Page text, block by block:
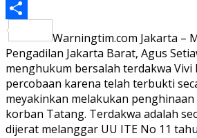
PrintFriendly
Share
Warningtim.com Jakarta –
Pengadilan Jakarta Barat, Agus
menghukum bersalah terdakwa Vivi
percobaan karena telah terbukti
meyakinkan melakukan
korban Tatang. Terdakwa adalah
dijerat melanggar UU ITE No 11